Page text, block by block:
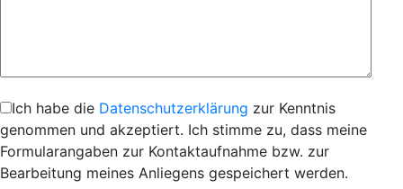
Ich habe die Datenschutzerklärung zur Kenntnis
genommen und akzeptiert. Ich stimme zu, dass meine
Formularangaben zur Kontaktaufnahme bzw. zur
Bearbeitung meines Anliegens gespeichert werden.